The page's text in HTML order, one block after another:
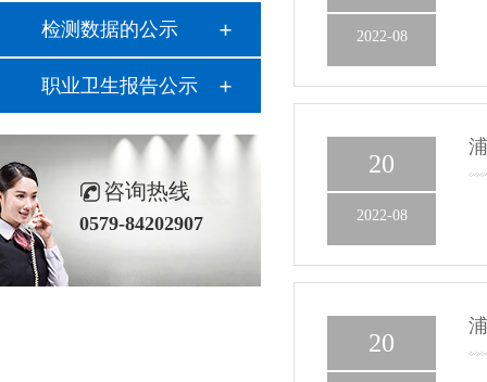
检测数据的公示
职业卫生报告公示
咨询热线
0579-84202907
2022-08
20
2022-08
20